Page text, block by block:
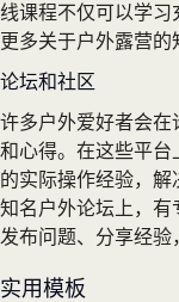
线课程不仅可以学习
更多关于户外露营的
论坛和社区
许多户外爱好者会在
和心得。在这些平台
的实际操作经验，
知名户外论坛上，有
发布问题、分享经验
实用模板